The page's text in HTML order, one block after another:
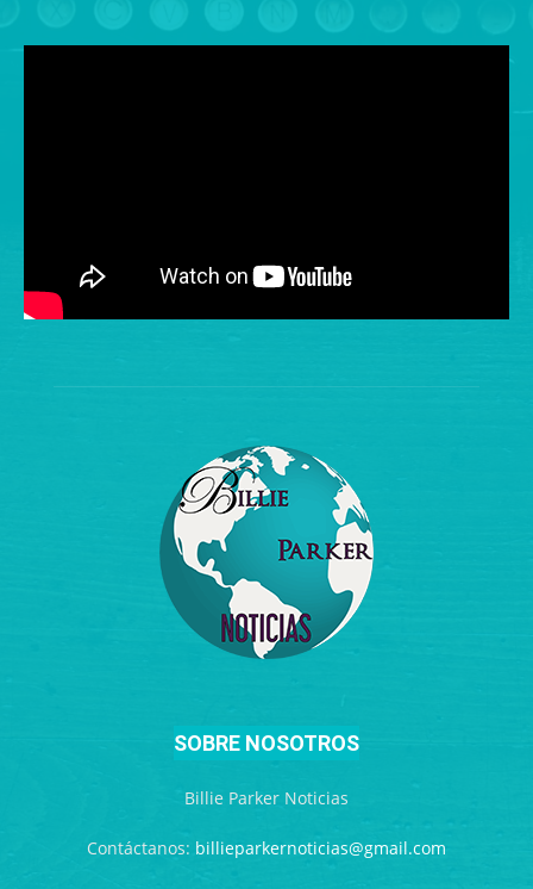
SOBRE NOSOTROS
Billie Parker Noticias
Contáctanos: billieparkernoticias@gmail.com